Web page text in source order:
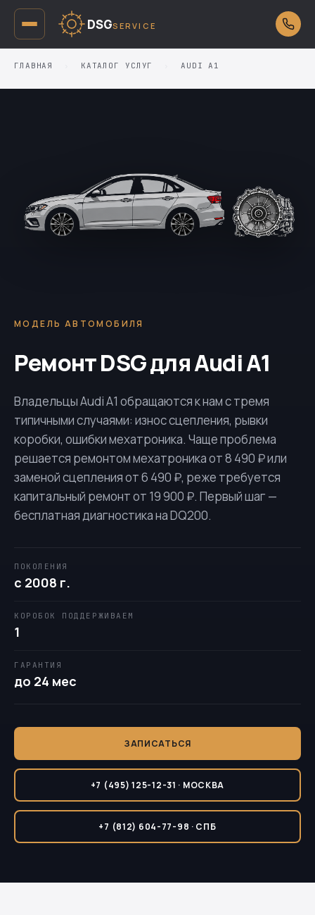
DSGSERVICE
ГЛАВНАЯ КАТАЛОГ УСЛУГ AUDI A1
МОДЕЛЬ АВТОМОБИЛЯ
Ремонт DSG для Audi A1
Владельцы Audi A1 обращаются к нам с тремя
типичными случаями: износ сцепления, рывки
коробки, ошибки мехатроника. Чаще проблема
решается ремонтом мехатроника от 8 490 ₽ или
заменой сцепления от 6 490 ₽, реже требуется
капитальный ремонт от 19 900 ₽. Первый шаг —
бесплатная диагностика наDQ200.
ПОКОЛЕНИЯ
с 2008 г.
КОРОБОК ПОДДЕРЖИВАЕМ
1
ГАРАНТИЯ
до 24 мес
ЗАПИСАТЬСЯ
+7 (495) 125-12-31 · МОСКВА
+7 (812) 604-77-98 · СПБ